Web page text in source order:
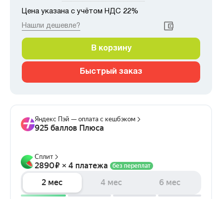
Цена указана с учётом НДС 22%
Нашли дешевле?
В корзину
Быстрый заказ